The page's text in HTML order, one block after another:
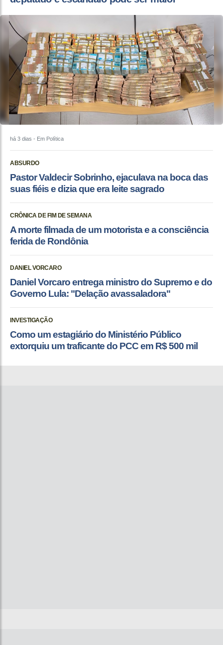
há 3 dias - Em Política
ABSURDO
Pastor Valdecir Sobrinho, ejaculava na boca das
suas fiéis e dizia que era leite sagrado
CRÔNICA DE FIM DE SEMANA
A morte filmada de um motorista e a consciência
ferida de Rondônia
DANIEL VORCARO
Daniel Vorcaro entrega ministro do Supremo e do
Governo Lula: "Delação avassaladora"
INVESTIGAÇÃO
Como um estagiário do Ministério Público
extorquiu um traficante do PCC em R$ 500 mil